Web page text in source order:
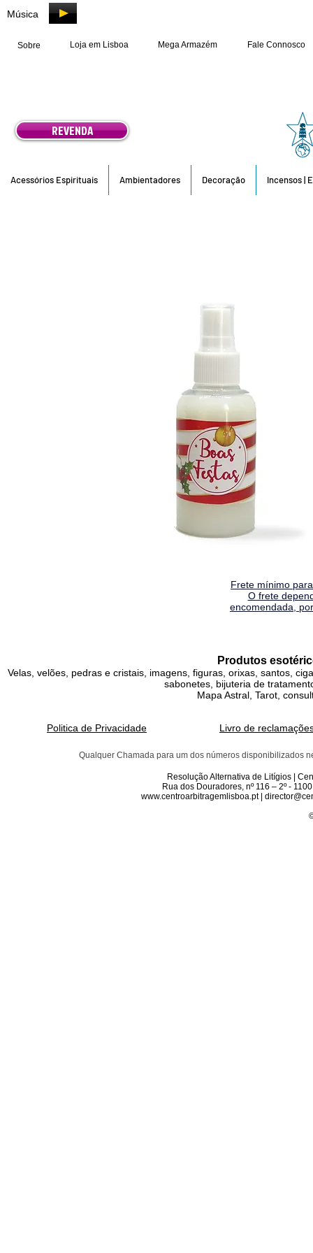
Música
Sobre Loja em Lisboa Mega Armazém Fale Connosco
REVENDA
Acessórios Espirituais Ambientadores Decoração Incensos |
Frete mínimo
O frete
encomendada,
Produtos
Velas, velões, pedras e cristais, imagens, figuras, orixas, santos,
sabonetes, bijuteria de
Mapa Astral, Tarot,
Politica de Privacidade Livro de
Qualquer Chamada para um dos números disponibilizados
Resolução Alternativa de Litígios |
Rua dos Douradores, nº 116 – 2º -
www.centroarbitragemlisboa.pt |